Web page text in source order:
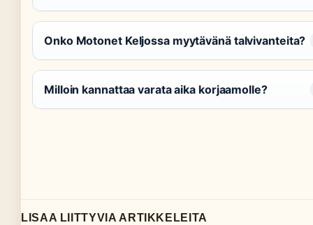
Onko Motonet Keljossa myytävänä talvivanteita?
Milloin kannattaa varata aika korjaamolle?
LISAA LIITTYVIA ARTIKKELEITA